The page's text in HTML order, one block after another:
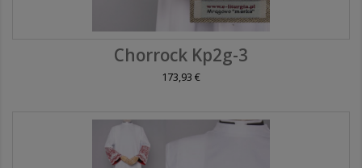
Chorrock Kp2g-3
173,93 €